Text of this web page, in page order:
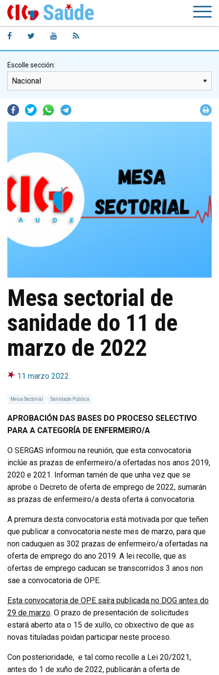
Escolle sección:
Facebook
TwitterWhatsapp
Mesa sectorial de
sanidade do 11 de
marzo de 2022
11 marzo 2022
Mesa Sectorial Sanidade Pública
APROBACIÓN DAS BASES DO PROCESO SELECTIVO
PARA A CATEGORÍA DE ENFERMEIRO/A
O SERGAS informou na reunión, que esta convocatoria
inclúe as prazas de enfermeiro/a ofertadas nos anos 2019,
2020 e 2021. Informan tamén de que unha vez que se
aprobe o Decreto de oferta de emprego de 2022, sumarán
as prazas de enfermeiro/a desta oferta á convocatoria.
A premura desta convocatoria está motivada por que teñen
que publicar a convocatoria neste mes de marzo, para que
non caduquen as 302 prazas de enfermeiro/a ofertadas na
oferta de emprego do ano 2019. A lei recolle, que as
ofertas de emprego caducan se transcorridos 3 anos non
sae a convocatoria de OPE.
Esta convocatoria de OPE saíra publicada no DOG antes do
29 de marzo. O prazo de presentación de solicitudes
estará aberto ata o 15 de xullo, co obxectivo de que as
novas tituladas poidan participar neste proceso.
Con posterioridade, e tal como recolle a Lei 20/2021,
antes do 1 de xuño de 2022, publicarán a oferta de